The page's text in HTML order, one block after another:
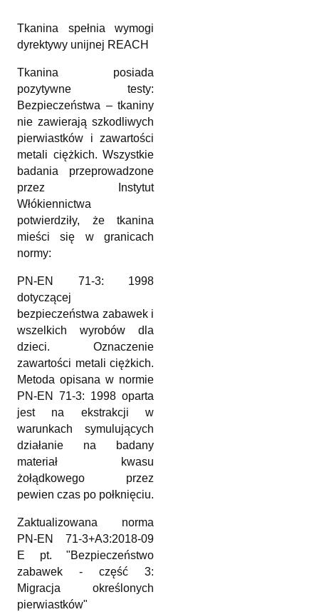
Tkanina spełnia wymogi
dyrektywy unijnej REACH
Tkanina posiada
pozytywne testy:
Bezpieczeństwa – tkaniny
nie zawierają szkodliwych
pierwiastków i zawartości
metali ciężkich. Wszystkie
badania przeprowadzone
przez Instytut
Włókiennictwa
potwierdziły, że tkanina
mieści się w granicach
normy:
PN-EN 71-3: 1998
dotyczącej
bezpieczeństwa zabawek i
wszelkich wyrobów dla
dzieci. Oznaczenie
zawartości metali ciężkich.
Metoda opisana w normie
PN-EN 71-3: 1998 oparta
jest na ekstrakcji w
warunkach symulujących
działanie na badany
materiał kwasu
żołądkowego przez
pewien czas po połknięciu.
Zaktualizowana norma
PN-EN 71-3+A3:2018-09
E pt. "Bezpieczeństwo
zabawek - część 3:
Migracja określonych
pierwiastków"